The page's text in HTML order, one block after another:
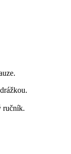
ručník.